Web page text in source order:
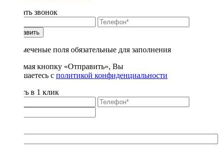
Заказать звонок
Отправить
* - отмеченые поля обязательные для заполнения
Нажимая кнопку «Отправить», Вы
соглашаетесь с политикой конфиденциальности
Купить в 1 клик